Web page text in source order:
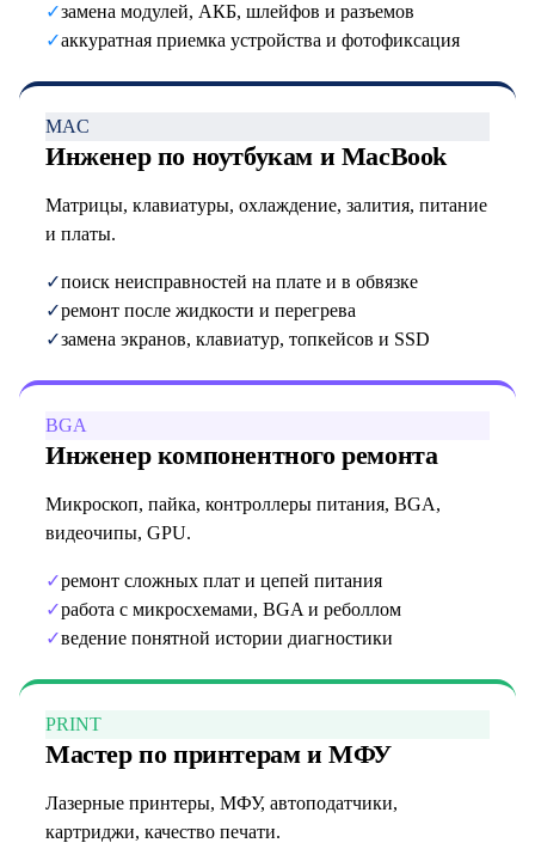
✓замена модулей, АКБ, шлейфов и разъемов
✓аккуратная приемка устройства и фотофиксация
MAC
Инженер по ноутбукам и MacBook
Матрицы, клавиатуры, охлаждение, залития, питание
и платы.
✓поиск неисправностей на плате и в обвязке
✓ремонт после жидкости и перегрева
✓замена экранов, клавиатур, топкейсов и SSD
BGA
Инженер компонентного ремонта
Микроскоп, пайка, контроллеры питания, BGA,
видеочипы, GPU.
✓ремонт сложных плат и цепей питания
✓работа с микросхемами, BGA и реболлом
✓ведение понятной истории диагностики
PRINT
Мастер по принтерам и МФУ
Лазерные принтеры, МФУ, автоподатчики,
картриджи, качество печати.